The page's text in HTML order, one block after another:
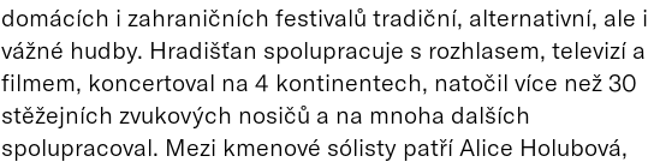
domácích i zahraničních festivalů tradiční, alternativní, ale i
vážné hudby. Hradišťan spolupracuje s rozhlasem, televizí a
filmem, koncertoval na 4 kontinentech, natočil více než 30
stěžejních zvukových nosičů a na mnoha dalších
spolupracoval. Mezi kmenové sólisty patří Alice Holubová,